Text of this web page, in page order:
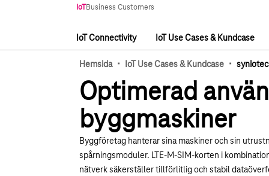
IoTBusiness Customers
Huvudnavigering
IoT Connectivity IoT Use Cases & Kundcase
Hemsida · IoT Use Cases & Kundcase · syniotec
Optimerad
byggmaskiner
Byggföretag hanterar sina maskiner och sin
spårningsmoduler. LTE-M-SIM-korten i
nätverk säkerställer tillförlitlig och stabil